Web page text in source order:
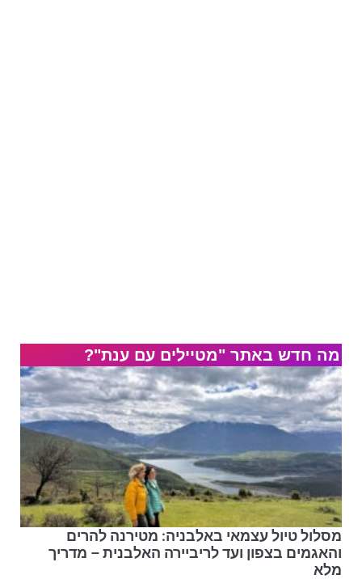
מה חדש באתר "מטיילים עם ענת"?
מסלול טיול עצמאי באלבניה: מטירנה להרים
והאגמים בצפון ועד לריביירה האלבנית – מדריך
מלא